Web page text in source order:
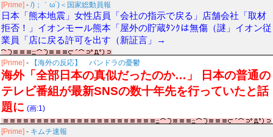
[Prime] - /)；｀ω´)＜国家総動員報
日本「熊本地震」女性店員「会社の指示で戻る」店舗会社「取材
拒否！」イオンモール熊本「屋外の貯蔵ﾀﾝｸは無傷（謎」イオン従
業員「店に戻る許可を出す（新証言」→
[Prime] - 【海外の反応】 パンドラの憂鬱
海外「全部日本の真似だったのか…」 日本の普通の
テレビ番組が最新SNSの数十年先を行っていたと話
題に (画:1)
[Prime] - キムチ速報